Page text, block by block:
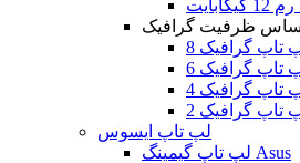
ظرفیت گرافیک
لپ تاپ ایسوس
لپ تاپ گیمینگ Asus